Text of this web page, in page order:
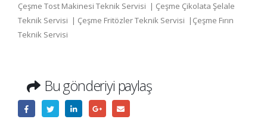
Çeşme Tost Makinesi Teknik Servisi | Çeşme Çikolata Şelale
Teknik Servisi | Çeşme Fritözler Teknik Servisi |Çeşme Fırın
Teknik Servisi
Bu gönderiyi paylaş